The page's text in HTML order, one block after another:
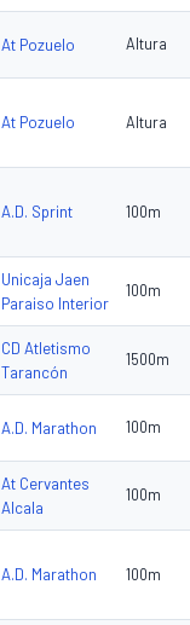
At Pozuelo Altura
At Pozuelo Altura
A.D. Sprint 100m
Unicaja Jaen
Paraiso Interior
100m
CD Atletismo
Tarancón
1500m
A.D. Marathon 100m
At Cervantes
Alcala
100m
A.D. Marathon 100m